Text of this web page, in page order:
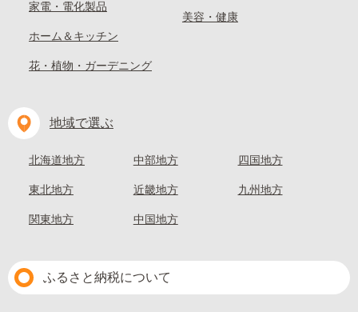
家電・電化製品
ホーム＆キッチン
花・植物・ガーデニング
美容・健康
地域で選ぶ
北海道地方
東北地方
関東地方
中部地方
近畿地方
中国地方
四国地方
九州地方
ふるさと納税について